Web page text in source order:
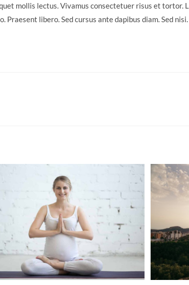
mollis lectus. Vivamus consectetuer risus et tortor.
libero. Sed cursus ante dapibus diam. Sed